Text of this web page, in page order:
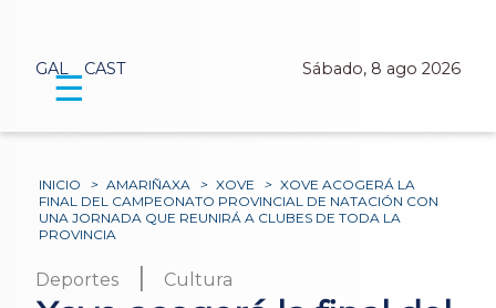
GAL CAST Sábado, 8 ago 2026
☰
INICIO > AMARIÑAXA > XOVE > XOVE ACOGERÁ LA
FINAL DEL CAMPEONATO PROVINCIAL DE NATACIÓN CON
UNA JORNADA QUE REUNIRÁ A CLUBES DE TODA LA
PROVINCIA
Deportes | Cultura